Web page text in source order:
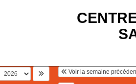
Voir la semaine